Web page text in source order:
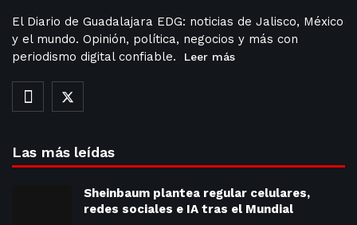
El Diario de Guadalajara EDG: noticias de Jalisco, México
y el mundo. Opinión, política, negocios y más con
periodismo digital confiable.
Leer más
Las más leídas
Sheinbaum plantea regular celulares,
redes sociales e IA tras el Mundial